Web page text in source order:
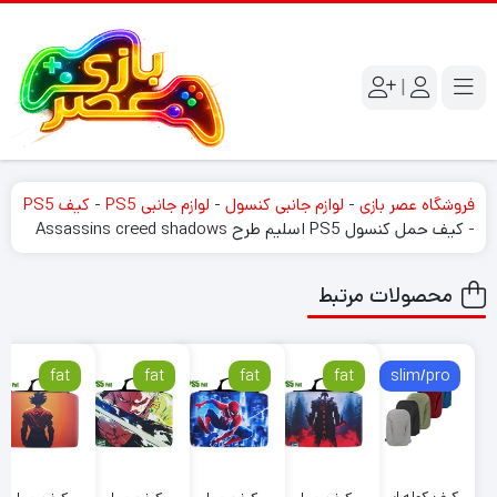
|
فروشگاه عصر بازی - لوازم جانبی کنسول - لوازم جانبی PS5 - کیف PS5
- کیف حمل کنسول PS5 اسلیم طرح Assassins creed shadows
محصولات مرتبط
slim/pro
fat
fat
fat
fat